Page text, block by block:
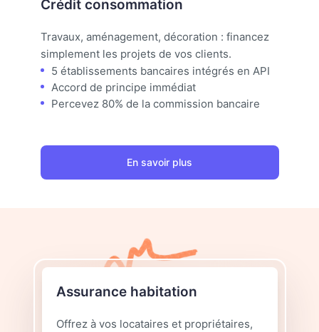
Crédit consommation
Travaux, aménagement, décoration : financez
simplement les projets de vos clients.
5 établissements bancaires intégrés en API
Accord de principe immédiat
Percevez 80% de la commission bancaire
En savoir plus
Assurance habitation
Offrez à vos locataires et propriétaires,